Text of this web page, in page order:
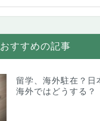
おすすめの記事
留学、海外駐在？日
海外ではどうする？